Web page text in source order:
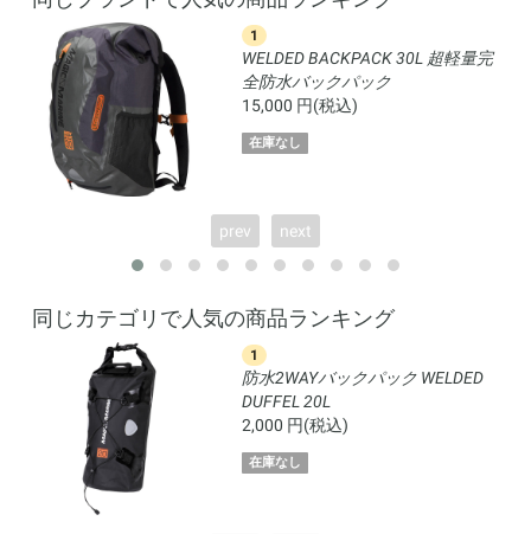
1
WELDED BACKPACK 30L 超軽量完
全防水バックパック
15,000 円(税込)
在庫なし
prev next
同じカテゴリで人気の商品ランキング
1
防水2WAYバックパック WELDED
DUFFEL 20L
2,000 円(税込)
在庫なし